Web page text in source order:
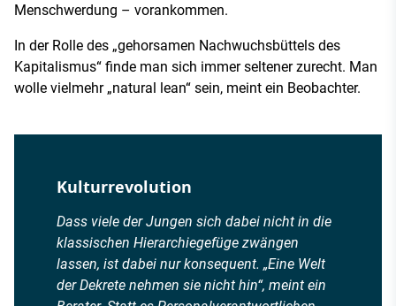
Menschwerdung – vorankommen.
In der Rolle des „gehorsamen Nachwuchsbüttels des
Kapitalismus“ finde man sich immer seltener zurecht. Man
wolle vielmehr „natural lean“ sein, meint ein Beobachter.
Kulturrevolution
Dass viele der Jungen sich dabei nicht in die
klassischen Hierarchiegefüge zwängen
lassen, ist dabei nur konsequent. „Eine Welt
der Dekrete nehmen sie nicht hin“, meint ein